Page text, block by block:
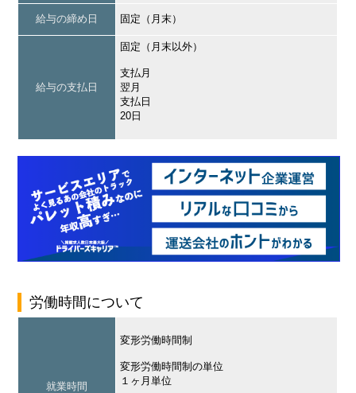
給与の締め日 固定（月末）
給与の支払日
固定（月末以外）
支払月
翌月
支払日
20日
労働時間について
就業時間
変形労働時間制
変形労働時間制の単位
１ヶ月単位